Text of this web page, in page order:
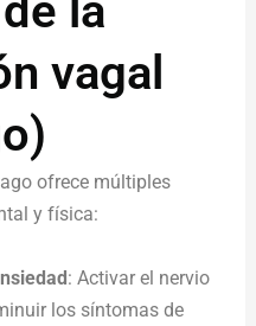
la
vagal
ofrece múltiples
y física:
: Activar el nervio
los síntomas de